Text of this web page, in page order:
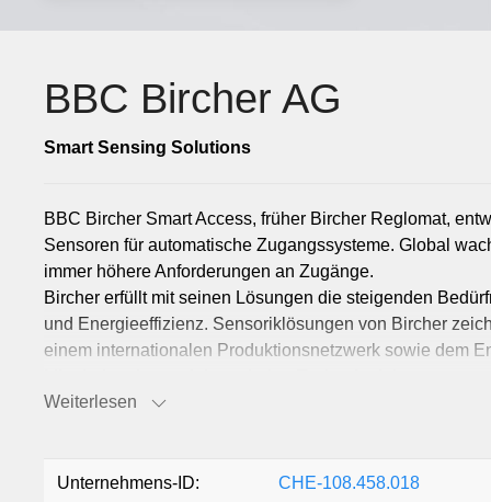
BBC Bircher AG
Smart Sensing Solutions
BBC Bircher Smart Access, früher Bircher Reglomat,
Sensoren für automatische Zugangssysteme. Global
immer höhere Anforderungen an Zugänge.
Bircher erfüllt mit seinen Lösungen die steigenden
und Energieeffizienz. Sensoriklösungen von Bircher
einem internationalen Produktionsnetzwerk sowie dem
Mit seinem ausgedehnten Vertriebsnetzwerk in Europa,
Weiterlesen
Unternehmens-ID: CHE-108.458.018